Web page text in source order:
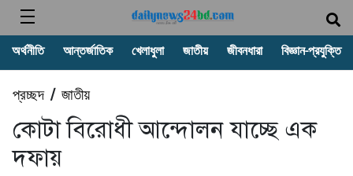
অর্থনীতি আন্তর্জাতিক খেলাধুলা জাতীয় জীবনধারা বিজ্ঞান-প্রযুক্তি
প্রচ্ছদ/ জাতীয়
কোটা বিরোধী আন্দোলন যাচ্ছে এক
দফায়